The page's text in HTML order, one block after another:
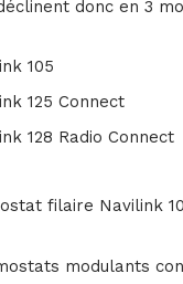
donc en 3
105
125 Connect
128 Radio Connect
filaire Navilink
modulants